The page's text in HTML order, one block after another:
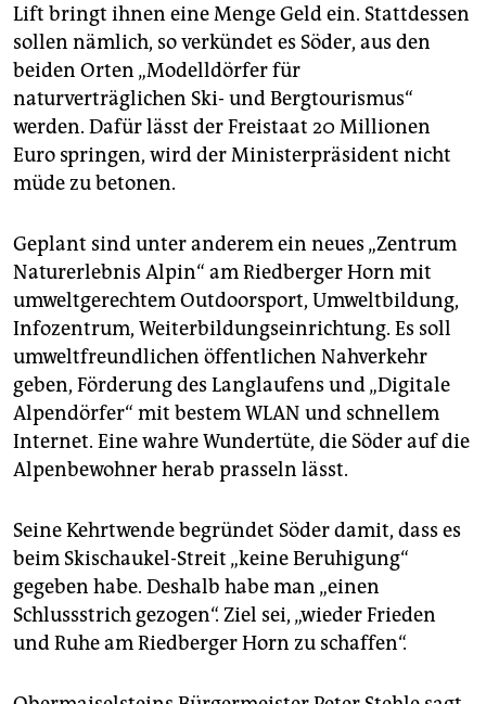
Lift bringt ihnen eine Menge Geld ein. Stattdessen
sollen nämlich, so verkündet es Söder, aus den
beiden Orten „Modelldörfer für
naturverträglichen Ski- und Bergtourismus“
werden. Dafür lässt der Freistaat 20 Millionen
Euro springen, wird der Ministerpräsident nicht
müde zu betonen.
Geplant sind unter anderem ein neues „Zentrum
Naturerlebnis Alpin“ am Riedberger Horn mit
umweltgerechtem Outdoorsport, Umweltbildung,
Infozentrum, Weiterbildungseinrichtung. Es soll
umweltfreundlichen öffentlichen Nahverkehr
geben, Förderung des Langlaufens und „Digitale
Alpendörfer“ mit bestem WLAN und schnellem
Internet. Eine wahre Wundertüte, die Söder auf die
Alpenbewohner herab prasseln lässt.
Seine Kehrtwende begründet Söder damit, dass es
beim Skischaukel-Streit „keine Beruhigung“
gegeben habe. Deshalb habe man „einen
Schlussstrich gezogen“. Ziel sei, „wieder Frieden
und Ruhe am Riedberger Horn zu schaffen“.